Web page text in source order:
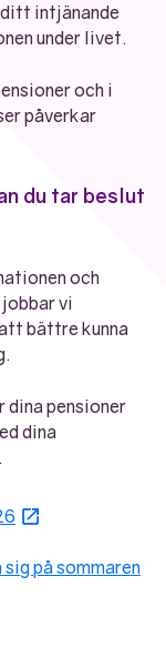
intjänande
under livet.
och i
påverkar
du tar beslut
och
vi
bättre kunna
dina pensioner
dina
på sommaren